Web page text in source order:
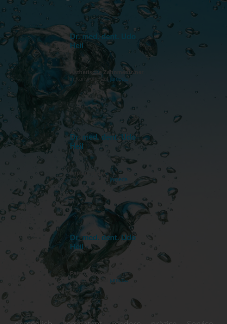
Dr. med. dent. Udo
Heil
Ästhetische Zahnmediziner
in Karlsruhe auf jameda
Dr. med. dent. Udo
Heil
Implantologie
in Karlsruhe auf jameda
Dr. med. dent. Udo
Heil
Parodontologen
in Karlsruhe auf jameda